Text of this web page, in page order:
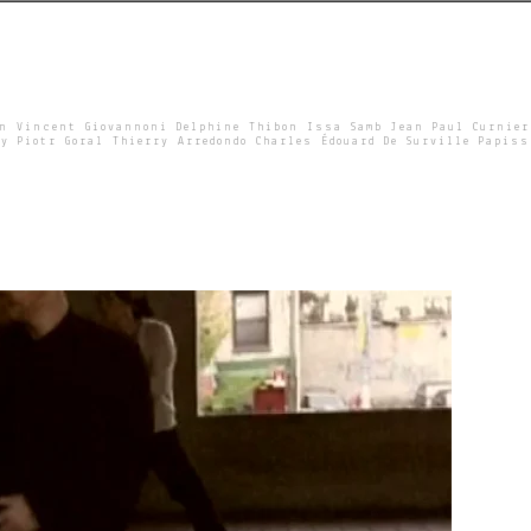
Vincent Giovannoni Delphine Thibon Issa Samb Jean Paul Curnier
Piotr Goral Thierry Arredondo Charles Édouard De Surville Papiss